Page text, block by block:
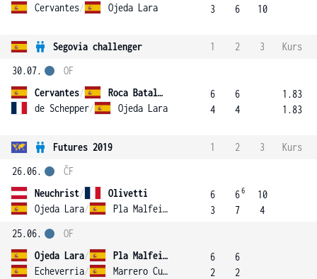
Cervantes/ Ojeda Lara
3
6
10
Segovia challenger 1 2 3
Kurs
30.07.
Cervantes/
Roca Batalla
de Schepper/ Ojeda Lara
OF
6
4
6
4
1.83
1.83
Futures 2019 1 2 3
Kurs
26.06.
Neuchrist/
Olivetti
Ojeda Lara/ Pla Malfeito
ČF
6
3
66
7
10
4
25.06.
Ojeda Lara/
Pla Malfeito
Echeverria/ Marrero Curbelo
OF
6
2
6
2